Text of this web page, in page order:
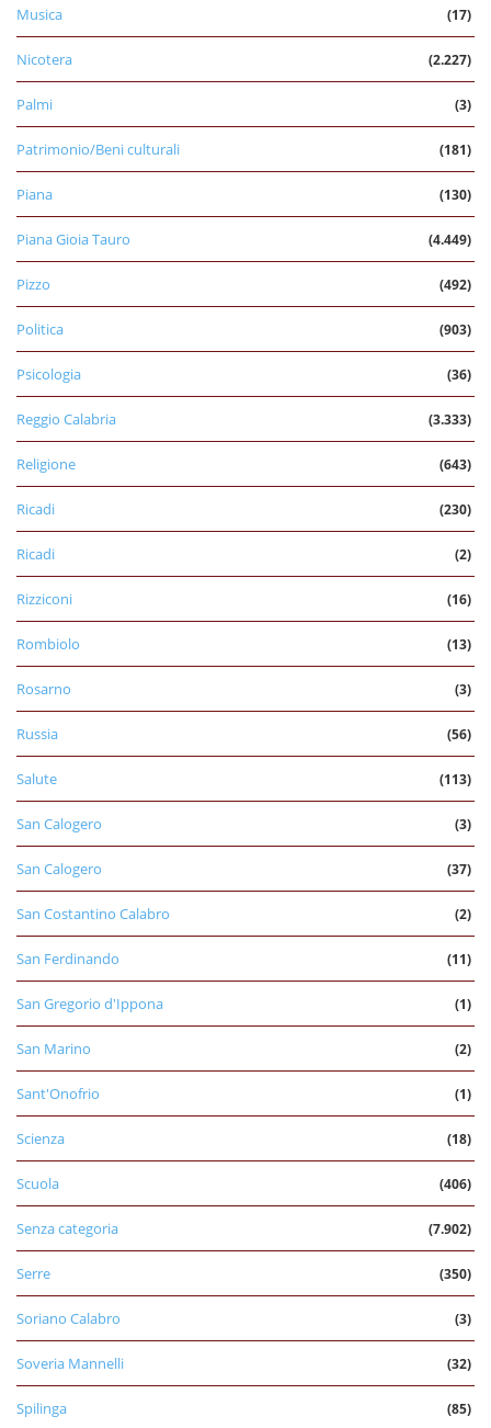
Musica (17)
Nicotera (2.227)
Palmi (3)
Patrimonio/Beni culturali (181)
Piana (130)
Piana Gioia Tauro (4.449)
Pizzo (492)
Politica (903)
Psicologia (36)
Reggio Calabria (3.333)
Religione (643)
Ricadi (230)
Ricadi (2)
Rizziconi (16)
Rombiolo (13)
Rosarno (3)
Russia (56)
Salute (113)
San Calogero (3)
San Calogero (37)
San Costantino Calabro (2)
San Ferdinando (11)
San Gregorio d'Ippona (1)
San Marino (2)
Sant'Onofrio (1)
Scienza (18)
Scuola (406)
Senza categoria (7.902)
Serre (350)
Soriano Calabro (3)
Soveria Mannelli (32)
Spilinga (85)